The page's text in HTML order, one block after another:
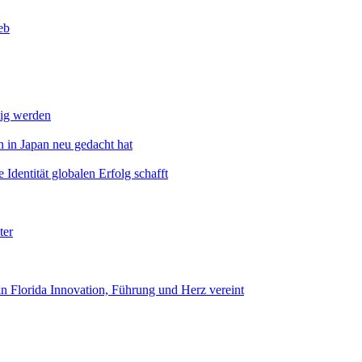
werden
Japan neu gedacht hat
Identität globalen Erfolg schafft
Florida Innovation, Führung und Herz vereint